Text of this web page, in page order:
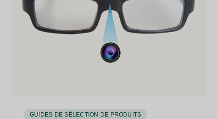
GUIDES DE SÉLECTION DE PRODUITS